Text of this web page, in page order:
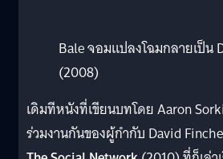
Bale จอมแปลงโฉมกลายเป็น
(2008)
เดิมทีหนังที่เขียนบทโดย Aaron
ร่วมงานกันของผู้กำกับ David